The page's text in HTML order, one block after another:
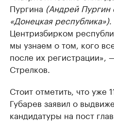
Пургина (Андрей Пургин
«Донецкая республика»).
Центризбирком
мы узнаем о том, кого
после их регистрации»,
Стрелков.
Стоит отметить, что уже
Губарев заявил о
кандидатуры на пост